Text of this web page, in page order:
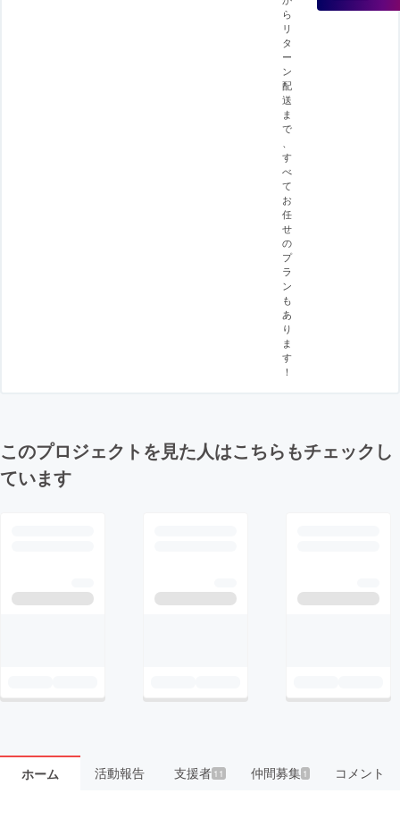
ら
リ
タ
ー
ン
配
送
ま
で
、
す
べ
て
お
任
せ
の
プ
ラ
ン
も
あ
り
ま
す
！
このプロジェクトを見た人はこちらもチェックし
ています
ホーム 活動報告 支援者 11 仲間募集 1 コメント